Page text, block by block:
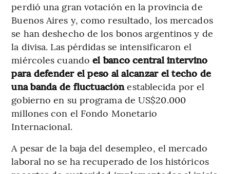
perdió una gran votación en la provincia de
Buenos Aires y, como resultado, los mercados
se han deshecho de los bonos argentinos y de
la divisa. Las pérdidas se intensificaron el
miércoles cuandoel banco central intervino
para defender el peso al alcanzar el techo de
una banda de fluctuaciónestablecida por el
gobierno en su programa de US$20.000
millones con el Fondo Monetario
Internacional.
A pesar de la baja del desempleo, el mercado
laboral no se ha recuperado de los históricos